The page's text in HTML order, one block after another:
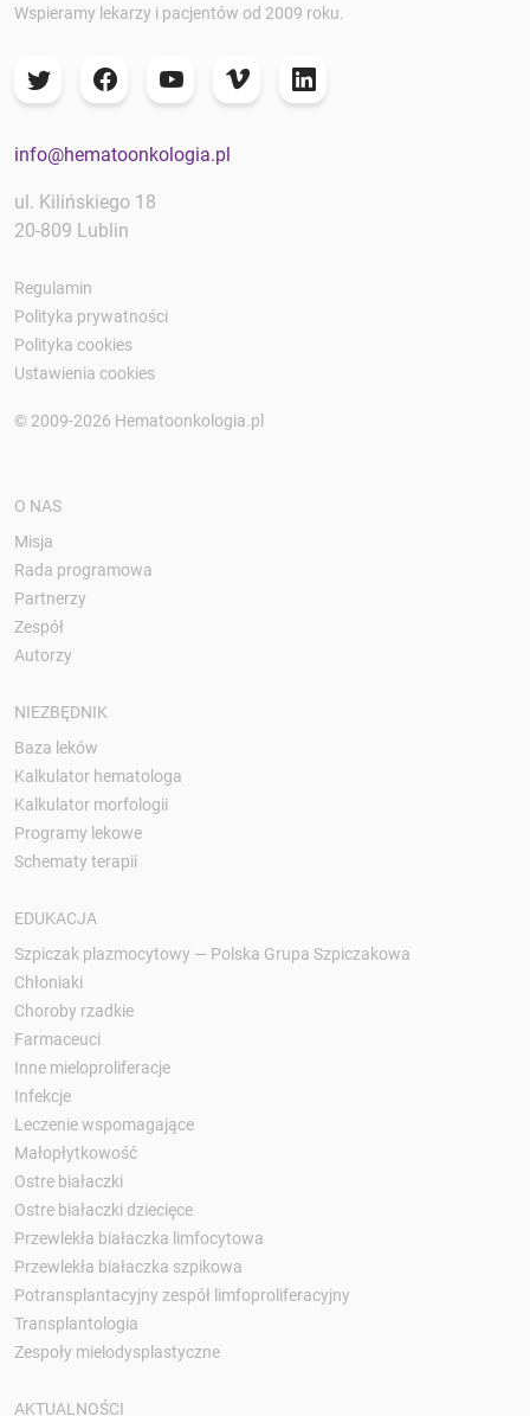
Wspieramy lekarzy i pacjentów od 2009 roku.
info@hematoonkologia.pl
ul. Kilińskiego 18
20-809 Lublin
Regulamin
Polityka prywatności
Polityka cookies
Ustawienia cookies
© 2009-2026 Hematoonkologia.pl
O NAS
Misja
Rada programowa
Partnerzy
Zespół
Autorzy
NIEZBĘDNIK
Baza leków
Kalkulator hematologa
Kalkulator morfologii
Programy lekowe
Schematy terapii
EDUKACJA
Szpiczak plazmocytowy — Polska Grupa Szpiczakowa
Chłoniaki
Choroby rzadkie
Farmaceuci
Inne mieloproliferacje
Infekcje
Leczenie wspomagające
Małopłytkowość
Ostre białaczki
Ostre białaczki dziecięce
Przewlekła białaczka limfocytowa
Przewlekła białaczka szpikowa
Potransplantacyjny zespół limfoproliferacyjny
Transplantologia
Zespoły mielodysplastyczne
AKTUALNOŚCI